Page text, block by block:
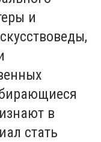
и
в
стать